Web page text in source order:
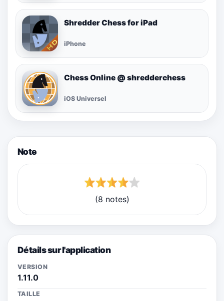
Shredder Chess for iPad
iPhone
Chess Online @ shredderchess
iOS Universel
Note
(8 notes)
Détails sur l'application
VERSION
1.11.0
TAILLE